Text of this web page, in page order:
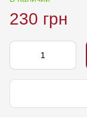
230 грн